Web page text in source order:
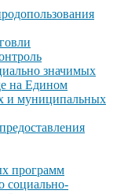
значимых
на Едином
и муниципальных
программ
социально-